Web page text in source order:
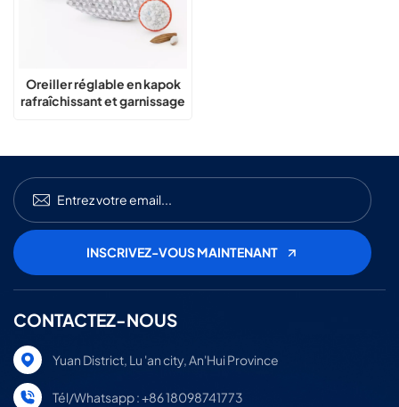
Oreiller réglable en kapok
rafraîchissant et garnissage
CONTACTEZ-NOUS
Yuan District, Lu 'an city, An'Hui Province
Tél/Whatsapp : +86 18098741773